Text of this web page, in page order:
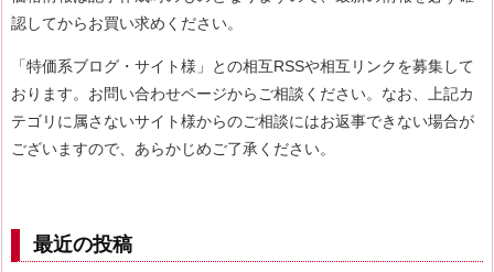
認してからお買い求めください。
「特価系ブログ・サイト様」との相互RSSや相互リンクを募集して
おります。お問い合わせページからご相談ください。なお、上記カ
テゴリに属さないサイト様からのご相談にはお返事できない場合が
ございますので、あらかじめご了承ください。
最近の投稿